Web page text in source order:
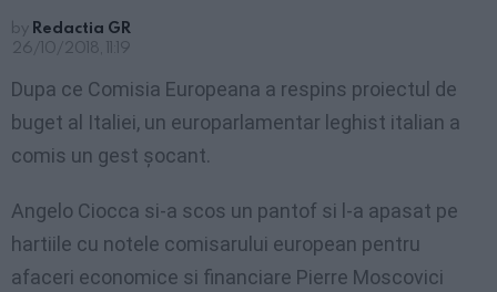
by Redactia GR
26/10/2018, 11:19
Dupa ce Comisia Europeana a respins proiectul de
buget al Italiei, un europarlamentar leghist italian a
comis un gest șocant.
Angelo Ciocca si-a scos un pantof si l-a apasat pe
hartiile cu notele comisarului european pentru
afaceri economice si financiare Pierre Moscovici